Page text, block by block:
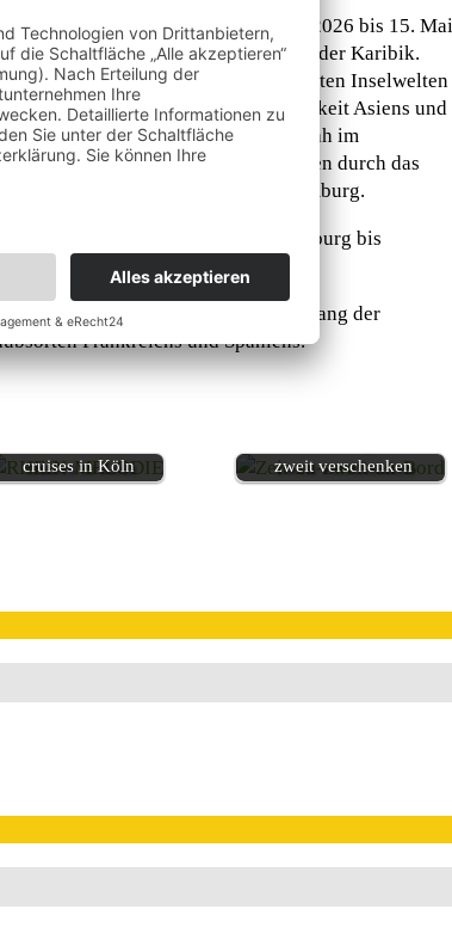
Flotte, führt vom 3. November 2026 bis 15. Mai
weiten Atlantik bis Martinique in der Karibik.
de Chile und über die traumhaften Inselwelten
die atemberaubende Vielseitigkeit Asiens und
Kurs auf Europa nehmen. Von Salalah im
zurück in Europa. Über Athen durch das
auf deutschem Boden, in Hamburg.
zu buchen: 126 Tage von Hamburg bis
buchbar.
unterwegs. Unter anderem entlang der
Frankreichs und Spaniens.
cruises in Köln
zweit verschenken